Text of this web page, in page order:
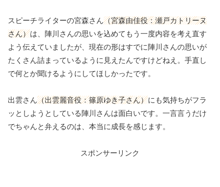
スピーチライターの宮森さん（宮森由佳役：瀬戸カトリーヌ
さん）は、陣川さんの思いを込めてもう一度内容を考え直す
よう伝えていましたが、現在の形はすでに陣川さんの思いが
たくさん詰まっているように見えたんですけどねえ。手直し
で何とか聞けるようにしてほしかったです。
出雲さん（出雲麗音役：篠原ゆき子さん）にも気持ちがフラ
ッとしようとしている陣川さんは面白いです。一言言うだけ
でちゃんと弁えるのは、本当に成長を感じます。
スポンサーリンク